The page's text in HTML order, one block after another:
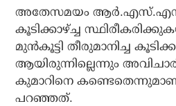
അതേസമയം ആര്‍.എസ്.എസ്
കൂടിക്കാഴ്ച്ച
മുന്‍കൂട്ടി തീരുമാനിച്ച
ആയിരുന്നില്ലെന്നും
കുമാറിനെ കണ്ടെതെന്നുമാണ്
പറഞ്ഞത്.